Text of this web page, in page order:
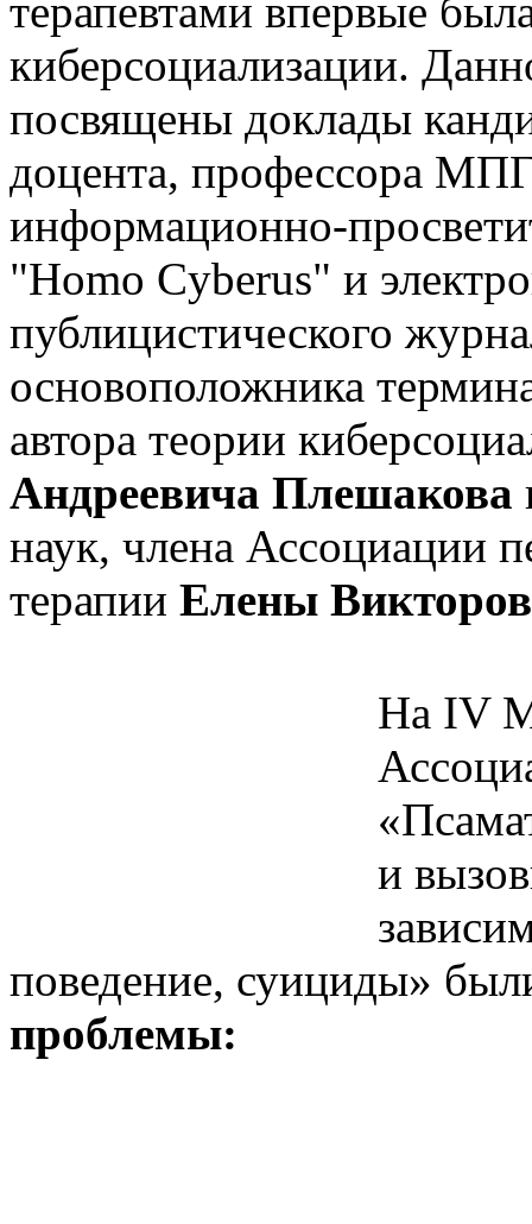
терапевтами впервые
киберсоциализации.
посвящены доклады
доцента, профессора
информационно-
"Homo Cyberus" и
публицистического
основоположника
автора теории
Андреевича Плешакова
наук, члена Ассоциации
терапии Елены
На IV
и
поведение, суициды»
проблемы: